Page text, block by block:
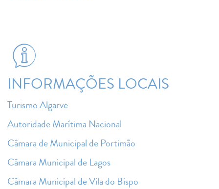
INFORMAÇÕES LOCAIS
Turismo Algarve
Autoridade Marítima Nacional
Câmara de Municipal de Portimão
Câmara Municipal de Lagos
Câmara Municipal de Vila do Bispo